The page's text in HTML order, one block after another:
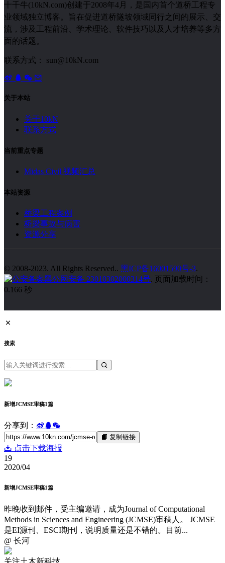
十千牛(10kN.com)创建于2008年4月，是国内首个道桥工程专
业领域独立博客。旨在促进道桥隧坡领域同行之间的展示、交
流，涉及工程前沿、学术理论、软件技巧以及人才培养等多方
面的话题。
联系方式： sun@10kN.com
关于本站
关于10kN
联系方式
当前重点专题
Midas Civil 视频汇总
本站资源
桥梁工程案例
桥梁事故与病害
资源分享
© 2008-2023. All Rights Reserved.. 黑ICP备16001590号-3.
黑公网安备 23010302000314号. 页面加载时间：
0.166 秒
搜索
新增JCMSE审稿1篇
分享到：
复制链接
点击下载海报
19
2020/04
新增JCMSE审稿1篇
昨晚收到邮件，受主编邀请，成为Journal of Computational
Methods in Sciences and Engineering (JCMSE)审稿人。 JCMSE
是EI源刊、ESCI期刊，说明质量还是不错的。目前...
@ 长河